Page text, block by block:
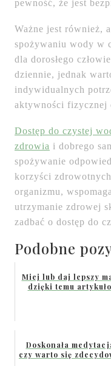
pewność, że jest
Ważne jest również,
spożywaniu wody w
dla dorosłego
dziennie, jednak
indywidualnych
aktywności fizycznej
Dostęp do czystej
zdrowia i dobrego
spożywanie
korzyści
organizmu,
utrzymanie zdrowej
zadbać o dostęp do
Podobne
Miej lub daj lepszy
dzięki temu
Doskonała
czy warto się